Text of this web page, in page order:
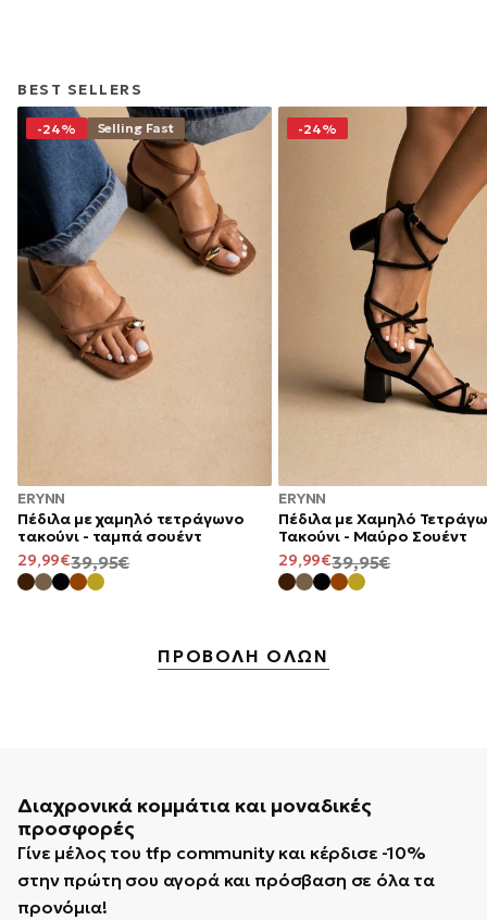
BEST SELLERS
ERYNN
Πέδιλα με χαμηλό τετράγωνο
τακούνι - ταμπά σουέντ
-24% Selling Fast
ΚΑΝΟΝΙΚΉ
39,95€
ΤΙΜΉ
ΠΡΟΣΦΟΡΆΣ
29,99€
ERYNN
Πέδιλα με Χαμηλό
Τακούνι - Μαύρο Σουέντ
-24%
ΚΑΝΟΝΙΚΉ
39,95€
ΤΙΜΉ
ΠΡΟΣΦΟΡΆΣ
29,99€
ΠΡΟΒΟΛΗ ΟΛΩΝ
Διαχρονικά κομμάτια και μοναδικές
προσφορές
Γίνε μέλος του tfp community και κέρδισε -10%
στην πρώτη σου αγορά και πρόσβαση σε όλα τα
προνόμια!